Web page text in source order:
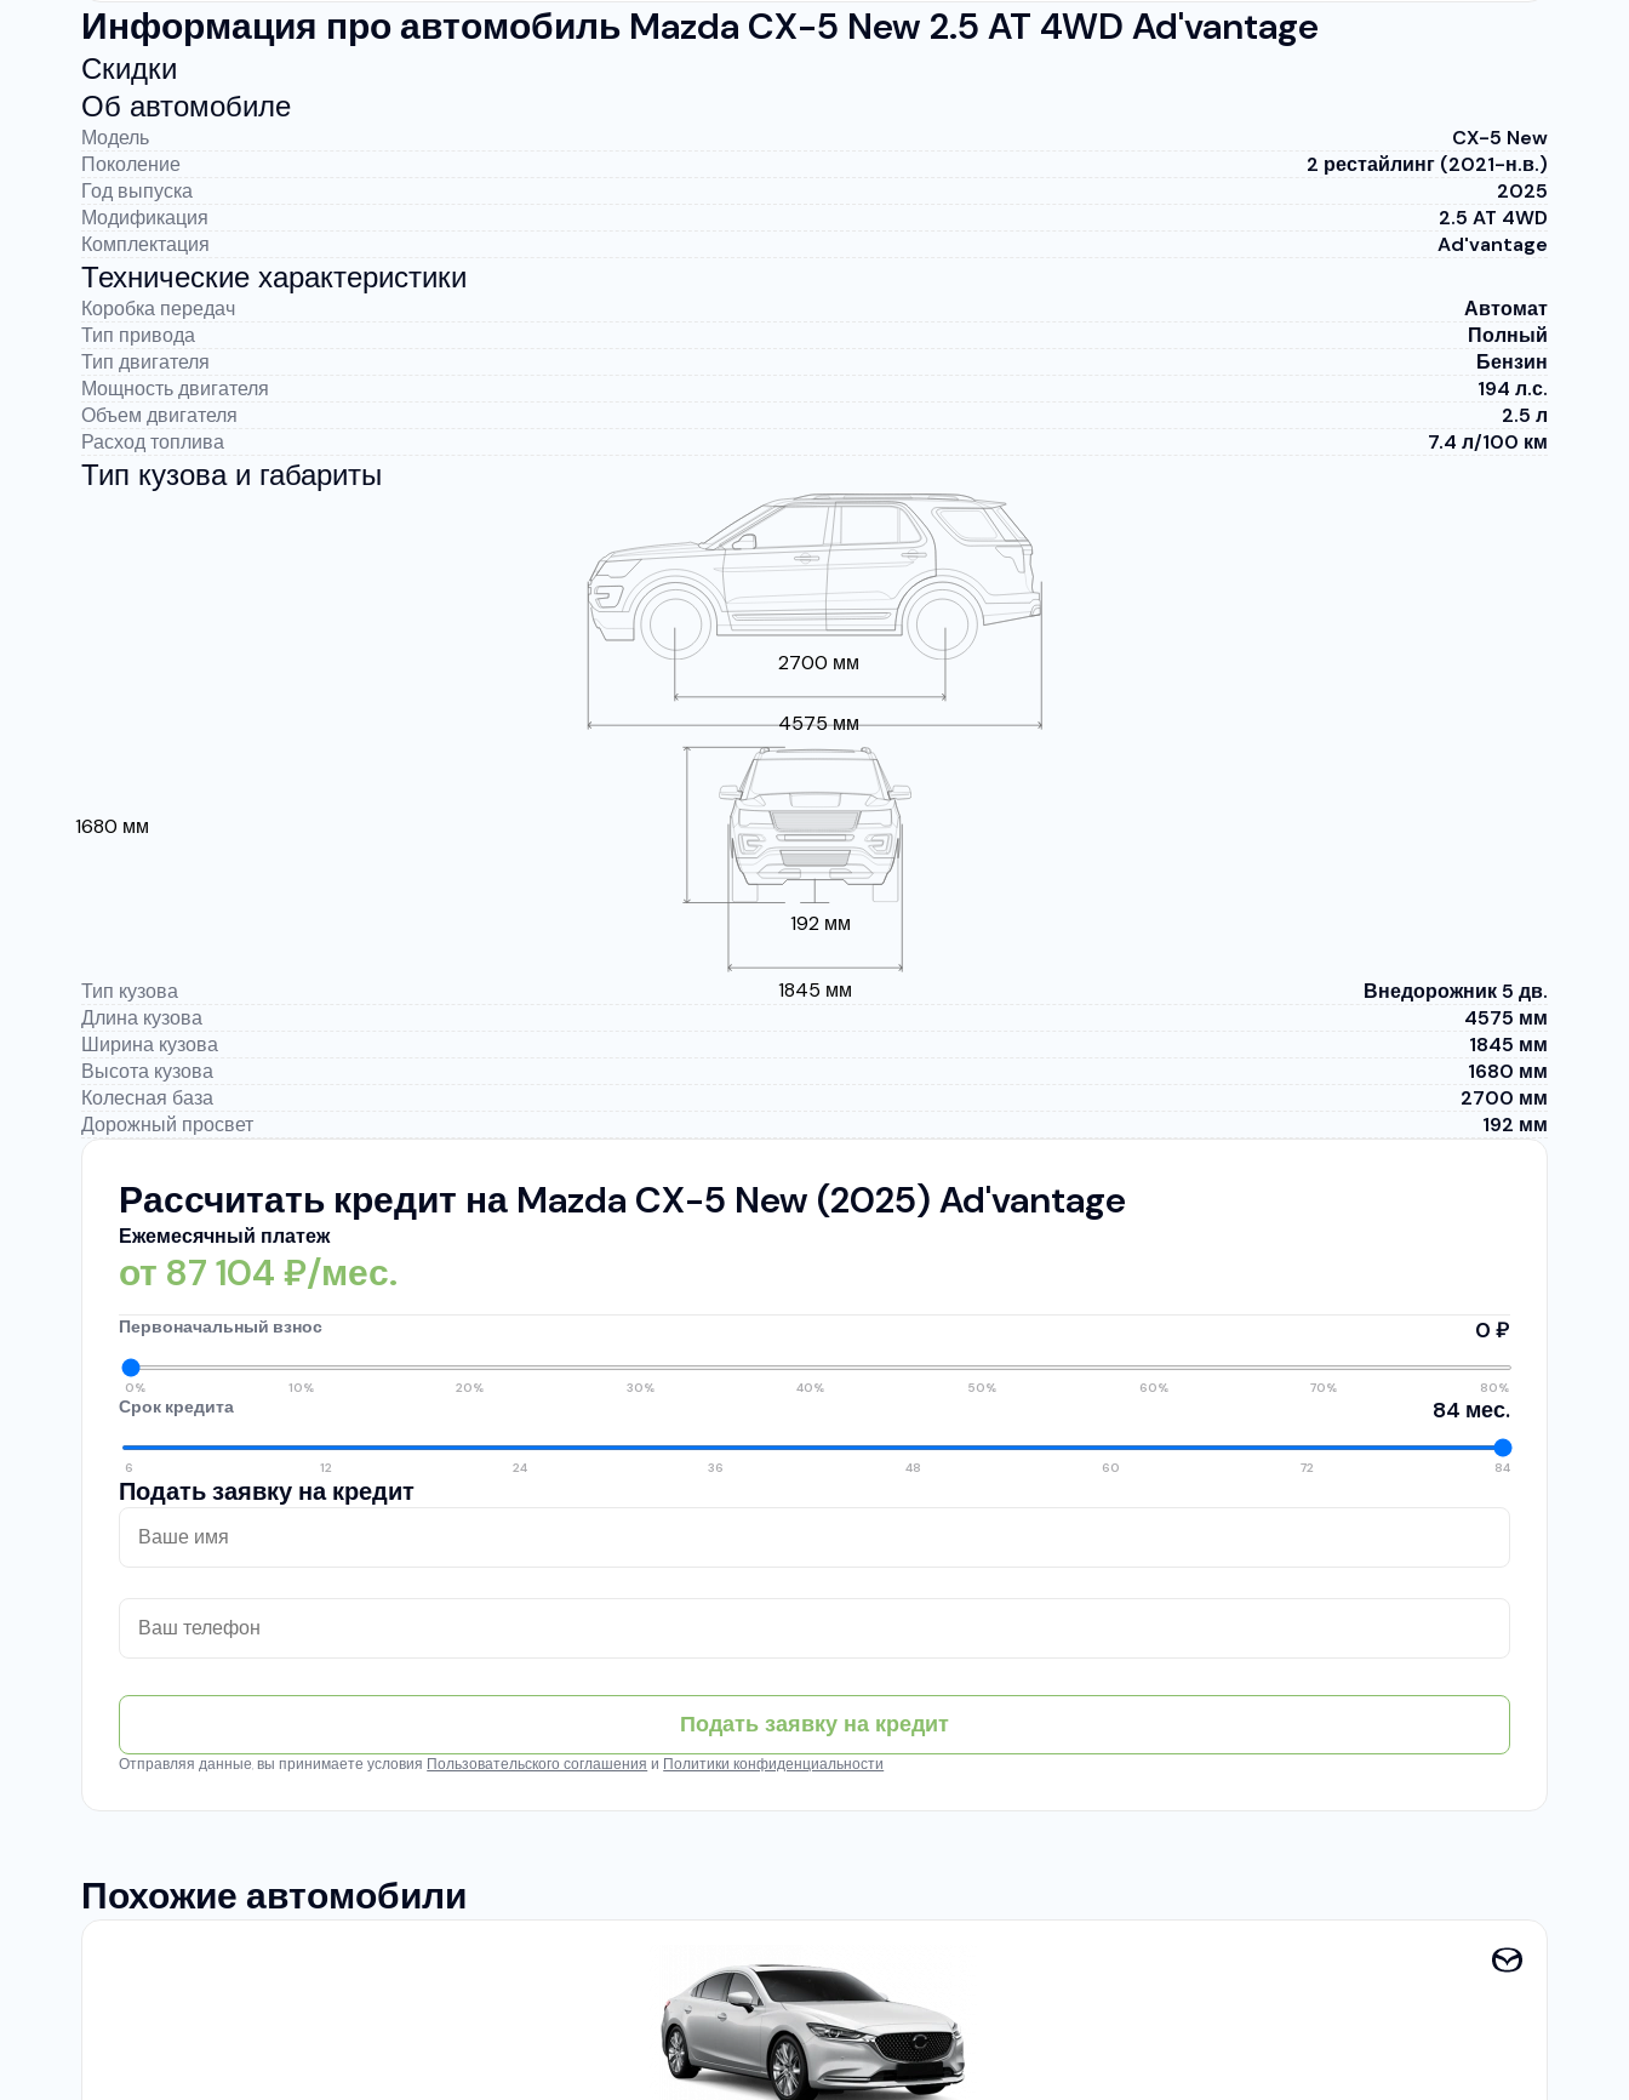
Рассчитать кредит на Mazda CX-5 New (2025) Ad'vantage
Ежемесячный платеж
от 87 104 ₽/мес.
Первоначальный взнос 0 ₽
0% 10% 20% 30% 40% 50% 60% 70% 80%
Срок кредита 84 мес.
6 12 24 36 48 60 72 84
Подать заявку на кредит
Подать заявку на кредит
Отправляя данные, вы принимаете условия Пользовательского соглашения и Политики конфиденциальности
Информация про автомобиль Mazda CX-5 New 2.5 AT 4WD Ad'vantage
Скидки
Об автомобиле
Модель
CX-5 New
Поколение
2 рестайлинг (2021-н.в.)
Год выпуска
2025
Модификация
2.5 AT 4WD
Комплектация
Ad'vantage
Технические характеристики
Коробка передач
Автомат
Тип привода
Полный
Тип двигателя
Бензин
Мощность двигателя
194 л.с.
Объем двигателя
2.5 л
Расход топлива
7.4 л/100 км
Тип кузова и габариты
4575 мм
2700 мм
1845 мм
1680 мм
192 мм
Тип кузова
Внедорожник 5 дв.
Длина кузова
4575 мм
Ширина кузова
1845 мм
Высота кузова
1680 мм
Колесная база
2700 мм
Дорожный просвет
192 мм
Похожие автомобили